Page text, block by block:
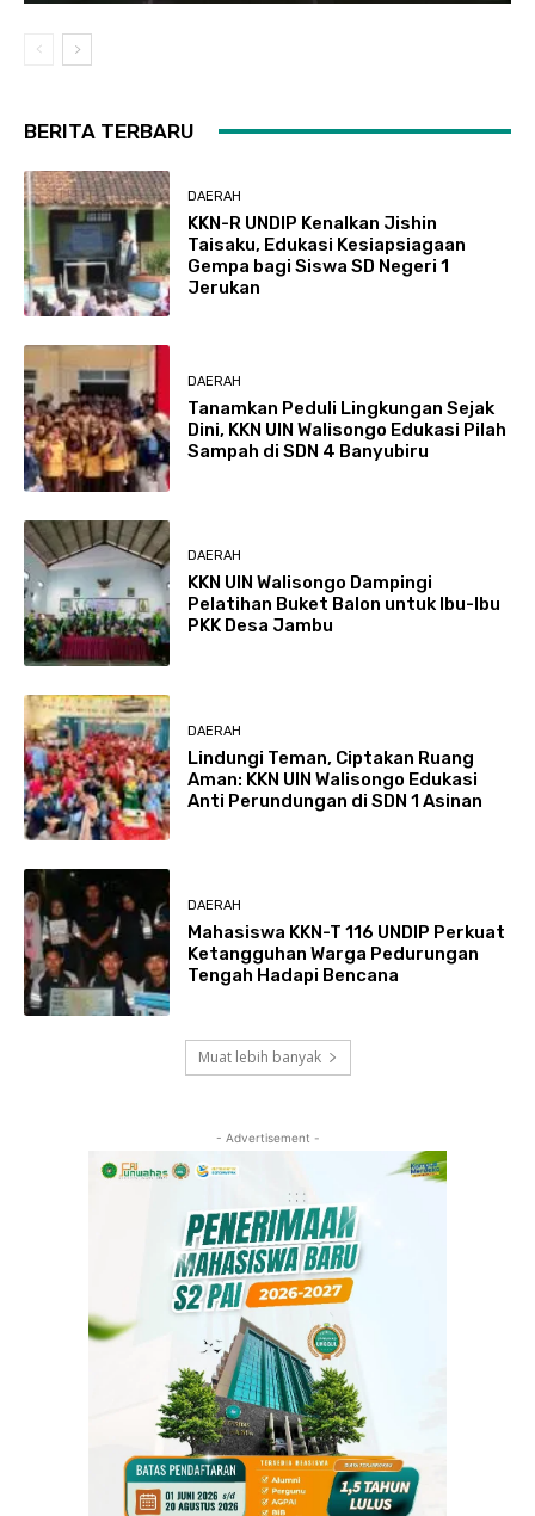
BERITA TERBARU
DAERAH
KKN-R UNDIP Kenalkan Jishin
Taisaku, Edukasi Kesiapsiagaan
Gempa bagi Siswa SD Negeri 1
Jerukan
DAERAH
Tanamkan Peduli Lingkungan Sejak
Dini, KKN UIN Walisongo Edukasi Pilah
Sampah di SDN 4 Banyubiru
DAERAH
KKN UIN Walisongo Dampingi
Pelatihan Buket Balon untuk Ibu-Ibu
PKK Desa Jambu
DAERAH
Lindungi Teman, Ciptakan Ruang
Aman: KKN UIN Walisongo Edukasi
Anti Perundungan di SDN 1 Asinan
DAERAH
Mahasiswa KKN-T 116 UNDIP Perkuat
Ketangguhan Warga Pedurungan
Tengah Hadapi Bencana
Muat lebih banyak
- Advertisement -